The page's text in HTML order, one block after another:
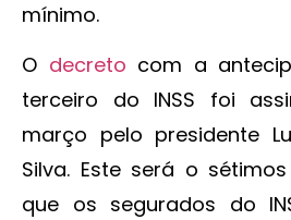
mínimo.
O decreto com a
terceiro do INSS foi
março pelo presidente
Silva. Este será o
que os segurados do